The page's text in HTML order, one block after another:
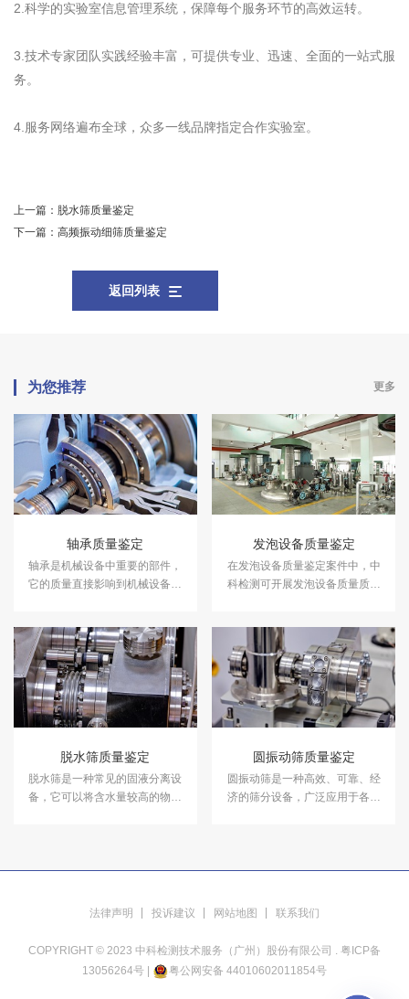
2.科学的实验室信息管理系统，保障每个服务环节的高效运转。
3.技术专家团队实践经验丰富，可提供专业、迅速、全面的一站式服
务。
4.服务网络遍布全球，众多一线品牌指定合作实验室。
上一篇： 脱水筛质量鉴定
下一篇： 高频振动细筛质量鉴定
返回列表
为您推荐 更多
轴承质量鉴定
轴承是机械设备中重要的部件，
它的质量直接影响到机械设备的
质量鉴定服务。
发泡设备质量鉴定
在发泡设备质量鉴定案件中，中
科检测可开展发泡设备质量质量
脱水筛质量鉴定
脱水筛是一种常见的固液分离设
备，它可以将含水量较高的物料
鉴定服务。
圆振动筛质量鉴定
圆振动筛是一种高效、可靠、经
济的筛分设备，广泛应用于各个
法律声明 投诉建议 网站地图 联系我们
COPYRIGHT © 2023 中科检测技术服务（广州）股份有限公司 . 粤ICP备
13056264号 | 粤公网安备 44010602011854号